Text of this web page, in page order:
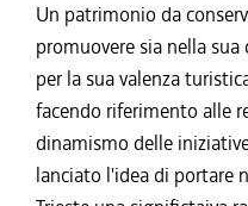
Un patrimonio da
promuovere sia nella
per la sua valenza
facendo riferimento alle
dinamismo delle
lanciato l'idea di portare